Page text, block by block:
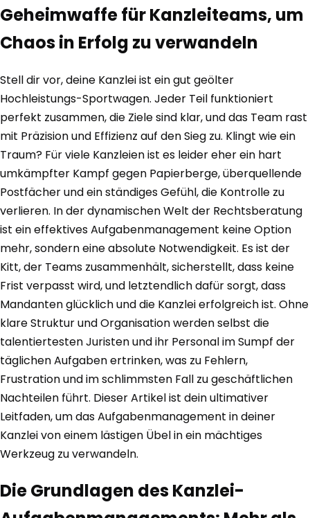
Geheimwaffe für Kanzleiteams, um
Chaos in Erfolg zu verwandeln
Stell dir vor, deine Kanzlei ist ein gut geölter
Hochleistungs-Sportwagen. Jeder Teil funktioniert
perfekt zusammen, die Ziele sind klar, und das Team rast
mit Präzision und Effizienz auf den Sieg zu. Klingt wie ein
Traum? Für viele Kanzleien ist es leider eher ein hart
umkämpfter Kampf gegen Papierberge, überquellende
Postfächer und ein ständiges Gefühl, die Kontrolle zu
verlieren. In der dynamischen Welt der Rechtsberatung
ist ein effektives Aufgabenmanagement keine Option
mehr, sondern eine absolute Notwendigkeit. Es ist der
Kitt, der Teams zusammenhält, sicherstellt, dass keine
Frist verpasst wird, und letztendlich dafür sorgt, dass
Mandanten glücklich und die Kanzlei erfolgreich ist. Ohne
klare Struktur und Organisation werden selbst die
talentiertesten Juristen und ihr Personal im Sumpf der
täglichen Aufgaben ertrinken, was zu Fehlern,
Frustration und im schlimmsten Fall zu geschäftlichen
Nachteilen führt. Dieser Artikel ist dein ultimativer
Leitfaden, um das Aufgabenmanagement in deiner
Kanzlei von einem lästigen Übel in ein mächtiges
Werkzeug zu verwandeln.
Die Grundlagen des Kanzlei-